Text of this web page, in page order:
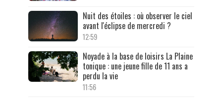
Nuit des étoiles : où observer le ciel
avant l'éclipse de mercredi ?
12:59
Noyade à la base de loisirs La Plaine
tonique : une jeune fille de 11 ans a
perdu la vie
11:56